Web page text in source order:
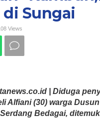
Sungai
Views
| Diduga
Alfiani (30) warga
Bedagai,